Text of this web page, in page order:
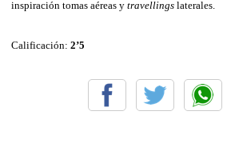
inspiración tomas aéreas y travellings laterales.
Calificación: 2’5